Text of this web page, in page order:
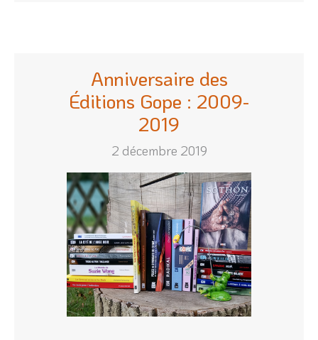
Anniversaire des
Éditions Gope : 2009-
2019
2 décembre 2019